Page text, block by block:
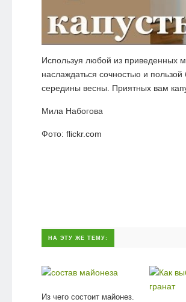
Используя любой из приведенных
наслаждаться сочностью и
середины весны. Приятных вам
Мила Набогова
Фото: flickr.com
НА ЭТУ ЖЕ ТЕМУ:
Из чего состоит майонез.